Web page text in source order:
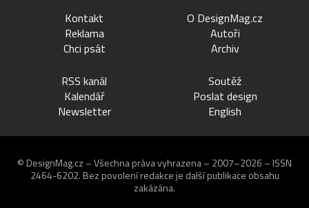
Kontakt
Reklama
Chci psát
O DesignMag.cz
Autoři
Archiv
RSS kanál
Kalendář
Newsletter
Soutěž
Poslat design
English
© DesignMag.cz – Všechna práva vyhrazena – 2007–2026 – ISSN
2464-6202. Bez povolení redakce je další publikace obsahu
zakázána.